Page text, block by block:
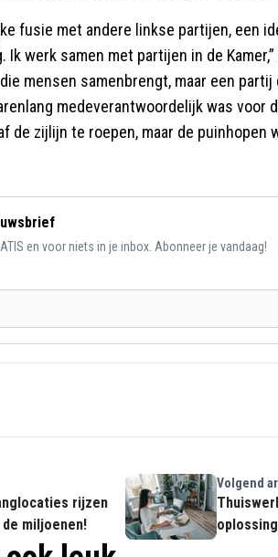
fusie met andere linkse partijen, een
werk samen met partijen in de
mensen samenbrengt, maar een
medeverantwoordelijk was voor
de zijlijn te roepen, maar de puinhopen
en voor niets in je inbox. Abonneer je vandaag!
rijzen
miljoenen!
Volgend